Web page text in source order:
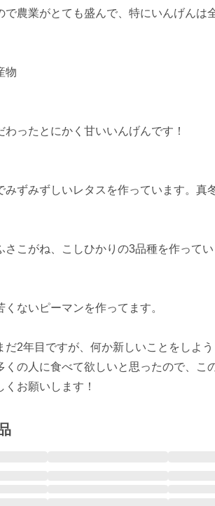
で農業がとても盛んで、特にいんげんは
物
わったとにかく甘いいんげんです！
みずみずしいレタスを作っています。真
さこがね、こしひかりの3品種を作ってい
くないピーマンを作ってます。
だ2年目ですが、何か新しいことをしよ
くの人に食べて欲しいと思ったので、こ